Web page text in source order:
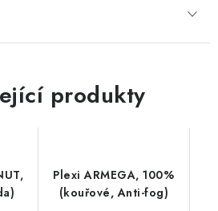
produkty
Plexi ARMEGA, 100%
(kouřové, Anti-fog)